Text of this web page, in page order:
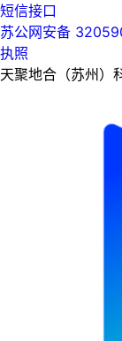
短信接口
苏公网安备
执照
天聚地合（苏州）